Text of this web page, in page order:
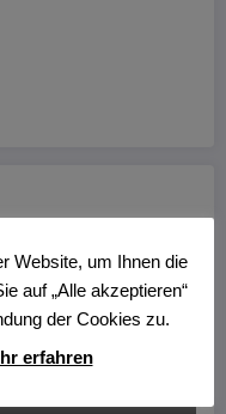
Website, um Ihnen die
auf „Alle akzeptieren“
der Cookies zu.
erfahren